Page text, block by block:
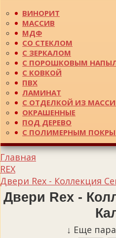
ВИНОРИТ
МАССИВ
МДФ
СО СТЕКЛОМ
С ЗЕРКАЛОМ
С ПОРОШКОВЫМ
С КОВКОЙ
ПВХ
ЛАМИНАТ
С ОТДЕЛКОЙ ИЗ
ОКРАШЕННЫЕ
ПОД ДЕРЕВО
С ПОЛИМЕРНЫМ
Главная
REX
Двери Rex - Коллекция
Двери Rex -
↓ Еще